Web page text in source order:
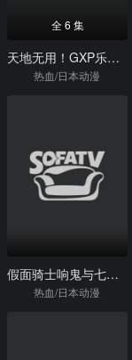
全 6 集
天地无用！GXP乐园始动篇
热血/日本动漫
假面骑士响鬼与七战鬼
热血/日本动漫